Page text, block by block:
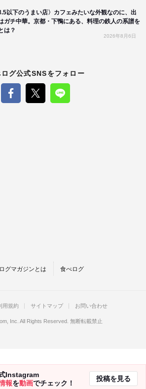
以下のうまい店〉カフェみたいな外観なのに、出
ガチ中華。京都・下鴨にある、料理の鉄人の系譜を
は？
2026年8月6日
グ公式SNSをフォロー
グマガジンとは 食べログ
Instagram
報を動画でチェック！
投稿を見る
用規約 サイトマップ お問い合わせ
Inc. All Rights Reserved. 無断転載禁止